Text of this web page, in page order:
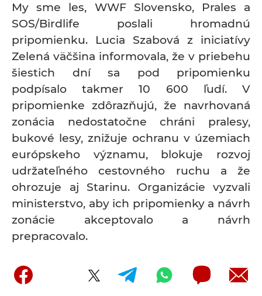
My sme les, WWF Slovensko, Prales a
SOS/Birdlife poslali hromadnú
pripomienku. Lucia Szabová z iniciatívy
Zelená väčšina informovala, že v priebehu
šiestich dní sa pod pripomienku
podpísalo takmer 10 600 ľudí. V
pripomienke zdôrazňujú, že navrhovaná
zonácia nedostatočne chráni pralesy,
bukové lesy, znižuje ochranu v územiach
európskeho významu, blokuje rozvoj
udržateľného cestovného ruchu a že
ohrozuje aj Starinu. Organizácie vyzvali
ministerstvo, aby ich pripomienky a návrh
zonácie akceptovalo a návrh
prepracovalo.